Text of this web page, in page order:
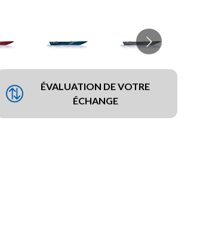
ÉVALUATION DE VOTRE
ÉCHANGE